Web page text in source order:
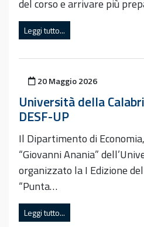
del corso e arrivare più
Leggi tutto...
Pubblicato il
20 Maggio 2026
Università della
DESF-UP
Il Dipartimento di
“Giovanni Anania”
organizzato la I Edizione
“Punta…
Leggi tutto...